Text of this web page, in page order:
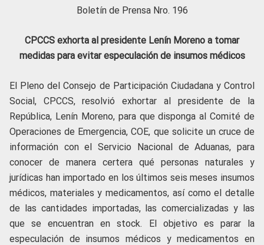
Boletín de Prensa Nro. 196
CPCCS exhorta al presidente Lenín Moreno a tomar
medidas para evitar especulación de insumos médicos
El Pleno del Consejo de Participación Ciudadana y Control
Social, CPCCS, resolvió exhortar al presidente de la
República, Lenín Moreno, para que disponga al Comité de
Operaciones de Emergencia, COE, que solicite un cruce de
información con el Servicio Nacional de Aduanas, para
conocer de manera certera qué personas naturales y
jurídicas han importado en los últimos seis meses insumos
médicos, materiales y medicamentos, así como el detalle
de las cantidades importadas, las comercializadas y las
que se encuentran en stock. El objetivo es parar la
especulación de insumos médicos y medicamentos en